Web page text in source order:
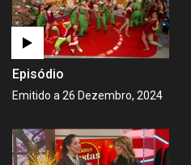
Episódio
Emitido a 26 Dezembro, 2024